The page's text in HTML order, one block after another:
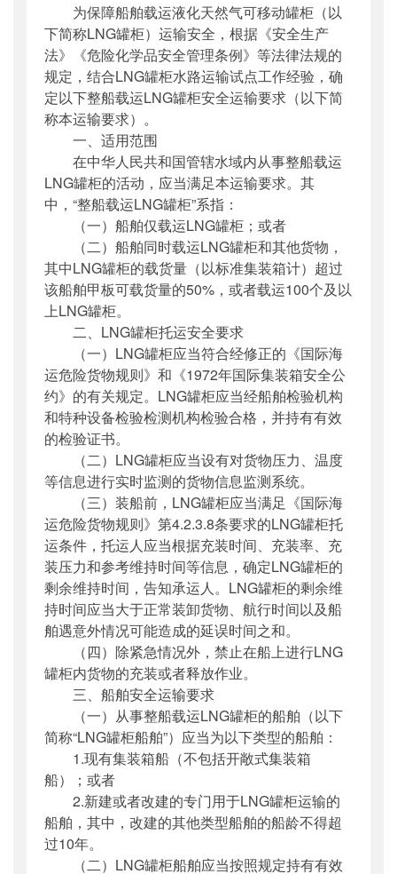
为保障船舶载运液化天然气可移动罐柜（以
下简称LNG罐柜）运输安全，根据《安全生产
法》《危险化学品安全管理条例》等法律法规的
规定，结合LNG罐柜水路运输试点工作经验，确
定以下整船载运LNG罐柜安全运输要求（以下简
称本运输要求）。
一、适用范围
在中华人民共和国管辖水域内从事整船载运
LNG罐柜的活动，应当满足本运输要求。其
中，“整船载运LNG罐柜”系指：
（一）船舶仅载运LNG罐柜；或者
（二）船舶同时载运LNG罐柜和其他货物，
其中LNG罐柜的载货量（以标准集装箱计）超过
该船舶甲板可载货量的50%，或者载运100个及以
上LNG罐柜。
二、LNG罐柜托运安全要求
（一）LNG罐柜应当符合经修正的《国际海
运危险货物规则》和《1972年国际集装箱安全公
约》的有关规定。LNG罐柜应当经船舶检验机构
和特种设备检验检测机构检验合格，并持有有效
的检验证书。
（二）LNG罐柜应当设有对货物压力、温度
等信息进行实时监测的货物信息监测系统。
（三）装船前，LNG罐柜应当满足《国际海
运危险货物规则》第4.2.3.8条要求的LNG罐柜托
运条件，托运人应当根据充装时间、充装率、充
装压力和参考维持时间等信息，确定LNG罐柜的
剩余维持时间，告知承运人。LNG罐柜的剩余维
持时间应当大于正常装卸货物、航行时间以及船
舶遇意外情况可能造成的延误时间之和。
（四）除紧急情况外，禁止在船上进行LNG
罐柜内货物的充装或者释放作业。
三、船舶安全运输要求
（一）从事整船载运LNG罐柜的船舶（以下
简称“LNG罐柜船舶”）应当为以下类型的船舶：
1.现有集装箱船（不包括开敞式集装箱
船）；或者
2.新建或者改建的专门用于LNG罐柜运输的
船舶，其中，改建的其他类型船舶的船龄不得超
过10年。
（二）LNG罐柜船舶应当按照规定持有有效